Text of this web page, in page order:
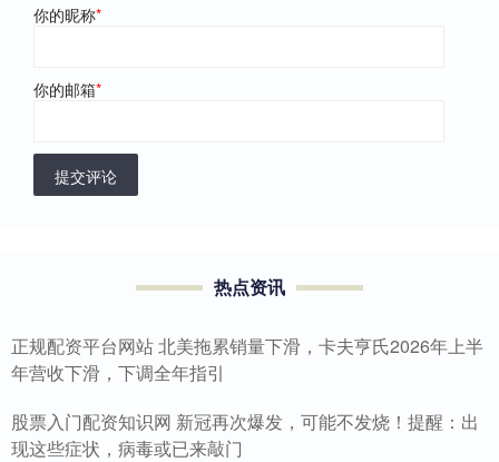
你的昵称*
你的邮箱*
提交评论
热点资讯
正规配资平台网站 北美拖累销量下滑，卡夫亨氏2026年上半
年营收下滑，下调全年指引
股票入门配资知识网 新冠再次爆发，可能不发烧！提醒：出
现这些症状，病毒或已来敲门